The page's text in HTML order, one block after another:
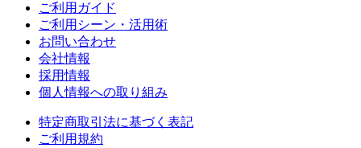
ご利用ガイド
ご利用シーン・活用術
お問い合わせ
会社情報
採用情報
個人情報への取り組み
特定商取引法に基づく表記
ご利用規約